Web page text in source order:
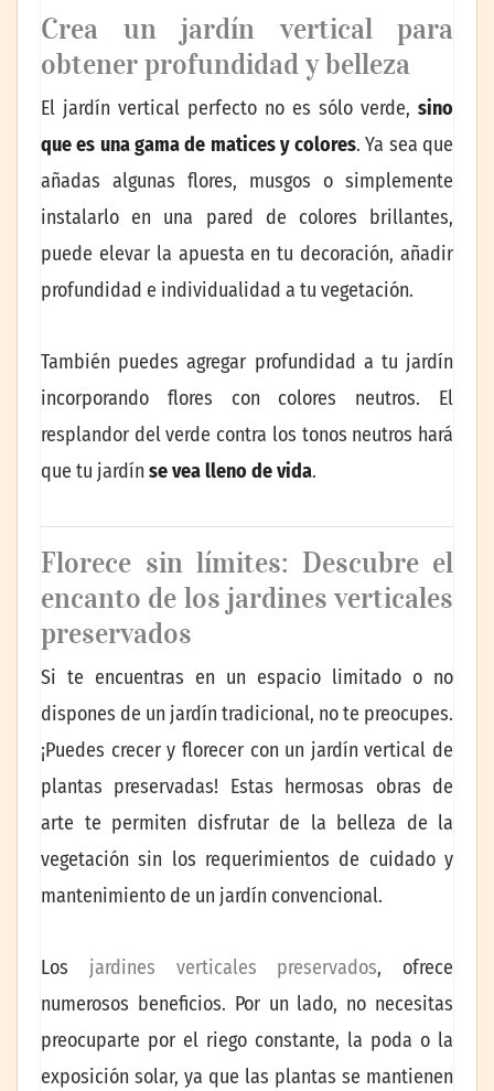
Crea un jardín vertical para
obtener profundidad y belleza
El jardín vertical perfecto no es sólo verde, sino
que es una gama de matices y colores. Ya sea que
añadas algunas flores, musgos o simplemente
instalarlo en una pared de colores brillantes,
puede elevar la apuesta en tu decoración, añadir
profundidad e individualidad a tu vegetación.
También puedes agregar profundidad a tu jardín
incorporando flores con colores neutros. El
resplandor del verde contra los tonos neutros hará
que tu jardín se vea lleno de vida.
Florece sin límites: Descubre el
encanto de los jardines verticales
preservados
Si te encuentras en un espacio limitado o no
dispones de un jardín tradicional, no te preocupes.
¡Puedes crecer y florecer con un jardín vertical de
plantas preservadas! Estas hermosas obras de
arte te permiten disfrutar de la belleza de la
vegetación sin los requerimientos de cuidado y
mantenimiento de un jardín convencional.
Los jardines verticales preservados, ofrece
numerosos beneficios. Por un lado, no necesitas
preocuparte por el riego constante, la poda o la
exposición solar, ya que las plantas se mantienen